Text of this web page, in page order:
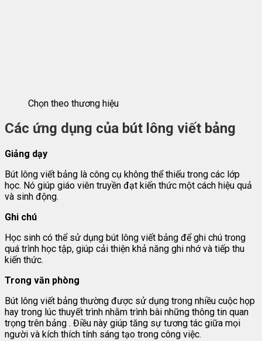
Chọn theo thương hiệu
Các ứng dụng của bút lông viết bảng
Giảng dạy
Bút lông viết bảng là công cụ không thể thiếu trong các lớp
học. Nó giúp giáo viên truyền đạt kiến thức một cách hiệu quả
và sinh động.
Ghi chú
Học sinh có thể sử dụng bút lông viết bảng để ghi chú trong
quá trình học tập, giúp cải thiện khả năng ghi nhớ và tiếp thu
kiến thức.
Trong văn phòng
Bút lông viết bảng thường được sử dụng trong nhiều cuộc họp
hay trong lúc thuyết trình nhằm trình bài những thông tin quan
trọng trên bảng . Điều này giúp tăng sự tương tác giữa mọi
người và kích thích tính sáng tạo trong công việc.